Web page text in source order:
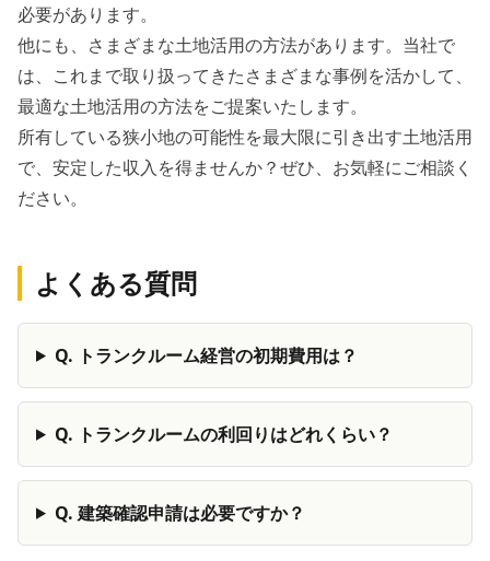
必要があります。
他にも、さまざまな土地活用の方法があります。当社で
は、これまで取り扱ってきたさまざまな事例を活かして、
最適な土地活用の方法をご提案いたします。
所有している狭小地の可能性を最大限に引き出す土地活用
で、安定した収入を得ませんか？ぜひ、お気軽にご相談く
ださい。
よくある質問
Q. トランクルーム経営の初期費用は？
Q. トランクルームの利回りはどれくらい？
Q. 建築確認申請は必要ですか？